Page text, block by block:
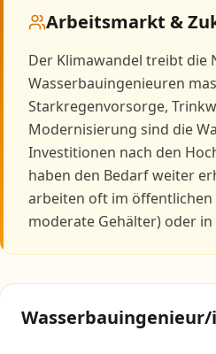
Arbeitsmarkt &
Der Klimawandel treibt die
Wasserbauingenieuren
Starkregenvorsorge,
Modernisierung sind die
Investitionen nach den
haben den Bedarf weiter
arbeiten oft im
moderate Gehälter) oder